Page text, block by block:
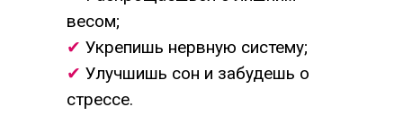
весом;
✔ Укрепишь нервную систему;
✔ Улучшишь сон и забудешь о
стрессе.